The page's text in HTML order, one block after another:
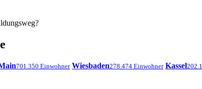
701.350 Einwohner Wiesbaden278.474 Einwohner Kassel